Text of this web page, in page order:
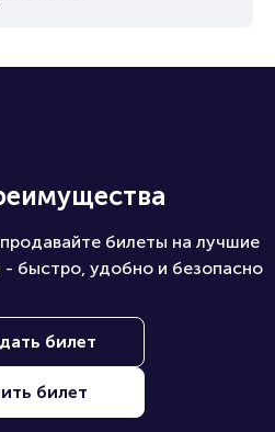
билеты на лучшие
- быстро, удобно и безопасно
билет
билет